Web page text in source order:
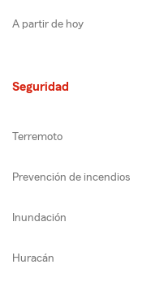
A partir de hoy
Seguridad
Terremoto
Prevención de incendios
Inundación
Huracán